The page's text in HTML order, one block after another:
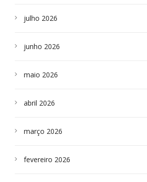
julho 2026
junho 2026
maio 2026
abril 2026
março 2026
fevereiro 2026